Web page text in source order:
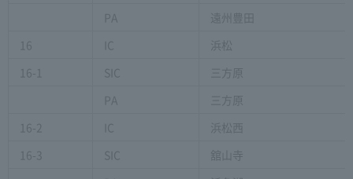
PA
遠州豊田
16
IC
浜松
16-1
SIC
三方原
PA
三方原
16-2
IC
浜松西
16-3
SIC
舘山寺